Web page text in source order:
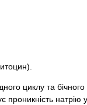
циклу та бічного
проникність